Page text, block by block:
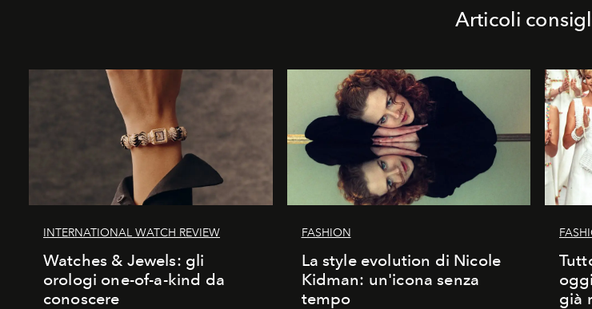
Articoli
INTERNATIONAL WATCH REVIEW
Watches & Jewels: gli
orologi one-of-a-kind da
conoscere
FASHION
La style evolution di Nicole
Kidman: un'icona senza
tempo
già